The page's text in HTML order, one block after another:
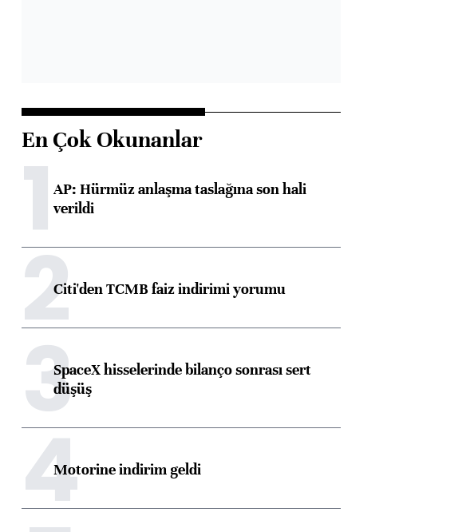
En Çok Okunanlar
1AP: Hürmüz anlaşma taslağına son hali
verildi
2Citi'den TCMB faiz indirimi yorumu
3SpaceX hisselerinde bilanço sonrası sert
düşüş
4Motorine indirim geldi